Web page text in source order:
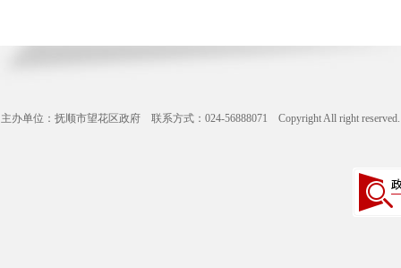
主办单位：抚顺市望花区政府 联系方式：024-56888071 Copyright All right